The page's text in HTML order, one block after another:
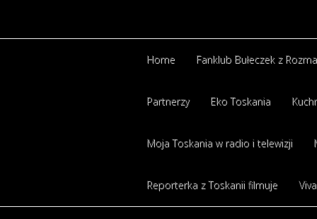
Home Fanklub Bułeczek z
Partnerzy Eko Toskania
Moja Toskania w radio i telewizji
Reporterka z Toskanii filmuje